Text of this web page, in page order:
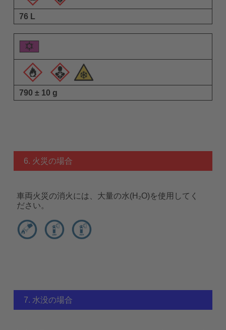
76 L
790 ± 10 g
6. 火災の場合
車両火災の消火には、大量の水(H₂O)を使用してく
ださい。
7. 水没の場合